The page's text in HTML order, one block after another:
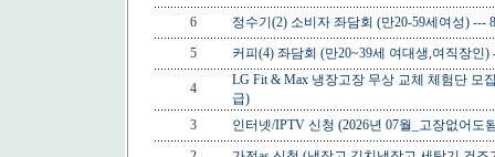
6
정수기(2) 소비자 좌담회 (만20-59세여성) ---
5
커피(4) 좌담회 (만20~39세 여대생,여직장인)
4
LG Fit & Max 냉장고장 무상 교체 체험단 모
급)
3
인터넷/IPTV 신청 (2026년 07월_고장없어도